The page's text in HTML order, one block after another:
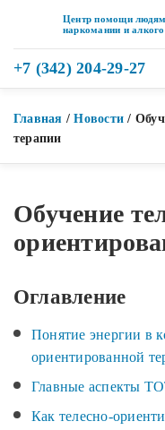
Центр помощи
наркомании и
+7 (342) 204-29-27
Главная /Новости /
терапии
Обучение
Оглавление
Понятие энергии в
ориентированной
Главные аспекты
Как телесно-